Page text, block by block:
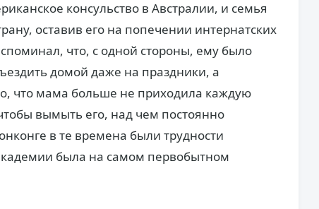
консульство в Австралии, и семья
оставив его на попечении интернатских
что, с одной стороны, ему было
домой даже на праздники, а
что мама больше не приходила каждую
вымыть его, над чем постоянно
в те времена были трудности
была на самом первобытном